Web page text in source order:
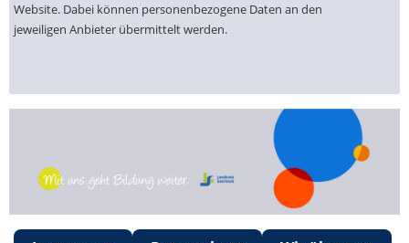
Website. Dabei können personenbezogene Daten an den
jeweiligen Anbieter übermittelt werden.